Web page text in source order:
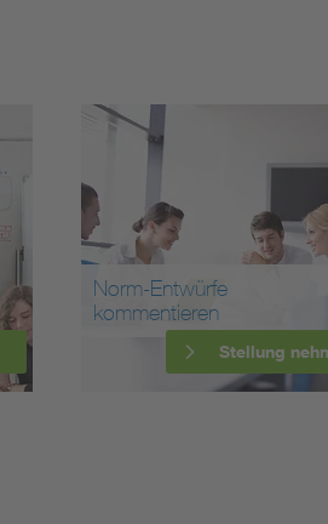
Norm-Entwürfe
kommentieren
Stellung